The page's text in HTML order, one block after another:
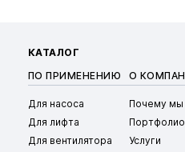
КАТАЛОГ
ПО ПРИМЕНЕНИЮ
Для насоса
Для лифта
Для вентилятора
О
Почему мы
Портфолио
Услуги